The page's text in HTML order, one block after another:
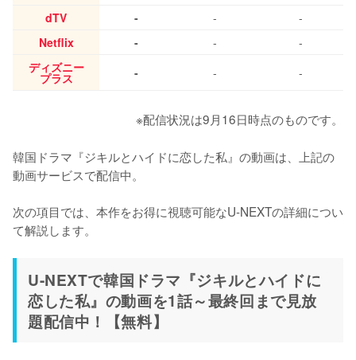
dTV
- -
-
Netflix
- -
-
ディズニー
プラス - - -
※配信状況は9月16日時点のものです。
韓国ドラマ『ジキルとハイドに恋した私』の動画は、上記の
動画サービスで配信中。
次の項目では、本作をお得に視聴可能なU-NEXTの詳細につい
て解説します。
U-NEXTで韓国ドラマ『ジキルとハイドに
恋した私』の動画を1話～最終回まで見放
題配信中！【無料】